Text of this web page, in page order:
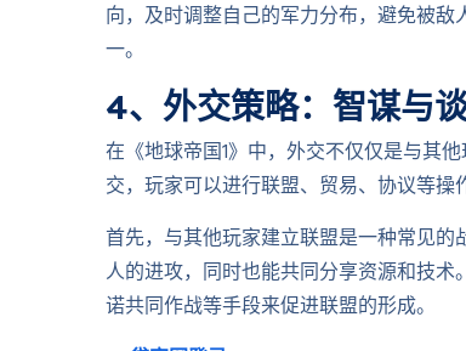
向，及时调整自己的军力分布，避免被
一。
4、外交策略：智谋与
在《地球帝国1》中，外交不仅仅是与其
交，玩家可以进行联盟、贸易、协议等操
首先，与其他玩家建立联盟是一种常见
人的进攻，同时也能共同分享资源和技
诺共同作战等手段来促进联盟的形成。